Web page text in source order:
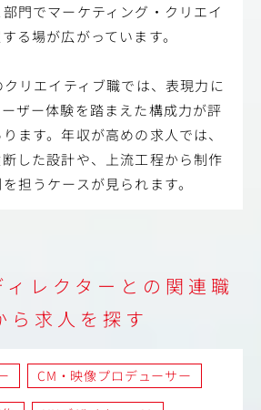
門でマーケティング・クリエイ
る場が広がっています。
リエイティブ職では、表現力に
ザー体験を踏まえた構成力が評
ます。年収が高めの求人では、
した設計や、上流工程から制作
担うケースが見られます。
レクターとの関連職
ら求人を探す
CM・映像プロデューサー